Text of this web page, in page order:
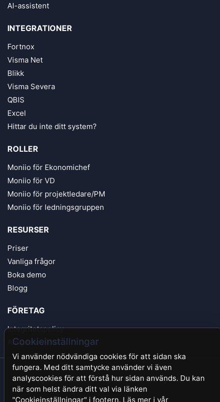
AI-assistent
INTEGRATIONER
Fortnox
Visma Net
Blikk
Visma Severa
QBIS
Excel
Hittar du inte ditt system?
ROLLER
Moniio för Ekonomichef
Moniio för VD
Moniio för projektledare/PM
Moniio för ledningsgruppen
RESURSER
Priser
Vanliga frågor
Boka demo
Blogg
FÖRETAG
Integritetspolicy
Användarvillkor
Copyright 2026 - All Rights Reserved by Moniio
Cookieinställningar
Cookieinställningar
Vi använder nödvändiga cookies för att sidan ska
fungera. Med ditt samtycke använder vi även
analyscookies för att förstå hur sidan används. Du kan
när som helst ändra ditt val via länken
"Cookieinställningar" i footern. Läs mer i vår